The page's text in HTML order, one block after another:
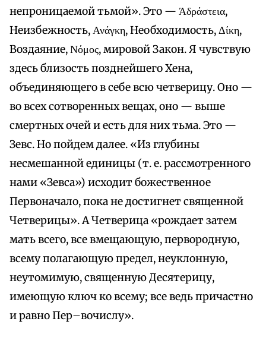
непроницаемой тьмой». Это — Άδράστεια,
Неизбежность, Ανάγκη, Необходимость, Δίκη,
Воздаяние, Νόμος, мировой Закон. Я чувствую
здесь близость позднейшего Хена,
объединяющего в себе всю четверицу. Оно —
во всех сотворенных вещах, оно — выше
смертных очей и есть для них тьма. Это —
Зевс. Но пойдем далее. «Из глубины
несмешанной единицы (т. е. рассмотренного
нами «Зевса») исходит божественное
Первоначало, пока не достигнет священной
Четверицы». А Четверица «рождает затем
мать всего, все вмещающую, первородную,
всему полагающую предел, неуклонную,
неутомимую, священную Десятерицу,
имеющую ключ ко всему; все ведь причастно
и равно Пер–вочислу».